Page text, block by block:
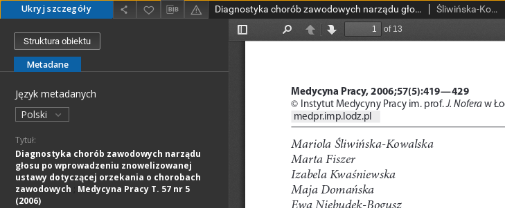
Ukryj szczegóły Diagnostyka chorób zawodowych narządu głosu po wprowadzeniu znowelizowanej ustawy dotyczącej orzekania o chorobach zawodowych Medycyna Pracy T. 57 nr 5 (2006) Śliwińska-Kowalska, Mariola; Fiszer, Marta; Kwaśniewska, Izabela; Domańska, Maja.; Niebudek-Bogusz, Ewa
Struktura obiektu
Metadane
Język metadanych
Polski
Tytuł:
Diagnostyka chorób zawodowych narządu
głosu po wprowadzeniu znowelizowanej
ustawy dotyczącej orzekania o chorobach
zawodowych
Medycyna Pracy T. 57 nr 5
(2006)